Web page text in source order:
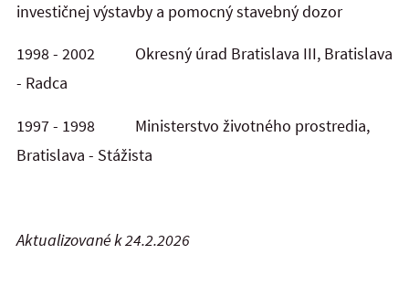
investičnej výstavby a pomocný stavebný dozor
1998 - 2002 Okresný úrad Bratislava III, Bratislava
- Radca
1997 - 1998 Ministerstvo životného prostredia,
Bratislava - Stážista
Aktualizované k 24.2.2026